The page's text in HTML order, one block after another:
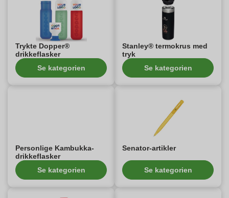
Trykte Dopper®
drikkeflasker
Se kategorien
Stanley® termokrus med
tryk
Se kategorien
Personlige Kambukka-
drikkeflasker
Se kategorien
Senator-artikler
Se kategorien